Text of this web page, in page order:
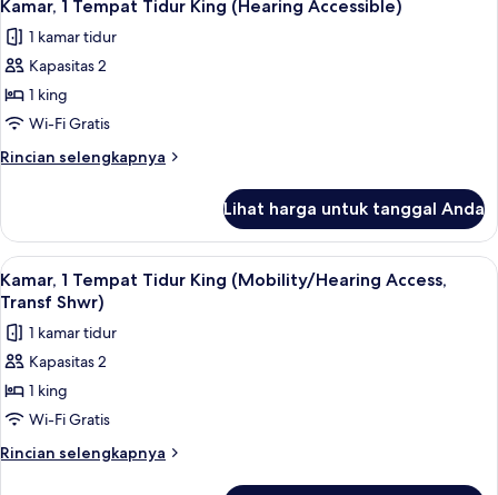
semua
foto
untuk
Kamar,
1
Tempat
Tidur
(Hearing
Accessible)
Kamar, 1 Tempat Tidur King (Hearing Accessible)
1 kamar tidur
Kapasitas 2
1 king
Wi-Fi Gratis
Rincian selengkapnya
Rincian
Kamar,
Tempat
Tidur
(Hearing
Accessible)
Lihat harga untuk tanggal Anda
Lihat
semua
foto
untuk
Kamar,
1
Tempat
Tidur
Meja kerja, ruang kerja ramah
9
Kamar, 1 Tempat Tidur King (Mobility/Hearing Access,
Transf Shwr)
1 kamar tidur
Kapasitas 2
1 king
Wi-Fi Gratis
Rincian selengkapnya
Rincian